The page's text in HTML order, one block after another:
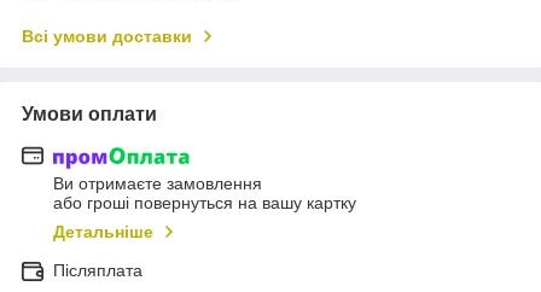
Всі умови доставки
Умови оплати
Ви отримаєте замовлення
або гроші повернуться на вашу картку
Детальніше
Післяплата